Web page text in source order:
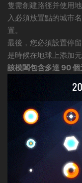
隻需創建路徑并使用
入必須放置點的城市
置。
最後，您必須設置停
是時候在地球上添加元
該模闆包含多達 90 個